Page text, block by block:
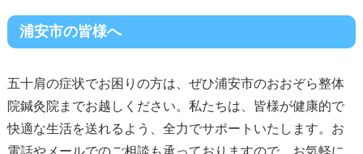
浦安市の皆様へ
五十肩の症状でお困りの方は、ぜひ浦安市のおおぞら整体
院鍼灸院までお越しください。私たちは、皆様が健康的で
快適な生活を送れるよう、全力でサポートいたします。お
電話やメールでのご相談も承っておりますので、お気軽に